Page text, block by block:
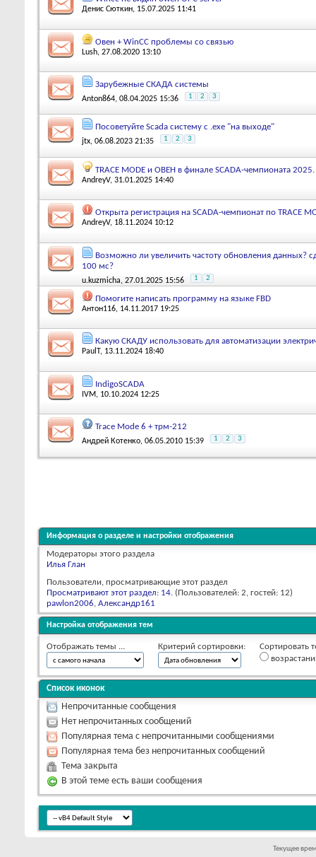
Денис Сюткин, 15.07.2025 11:41
Овен + WinCC проблемы со связью
Lush, 27.08.2020 13:10
Зарубежные СКАДА системы
Anton864, 08.04.2025 15:36 1 2 3
Посоветуйте Scada систему с .exe "на выходе"
jtx, 06.08.2023 21:35 1 2 3
TRACE MODE и ОВЕН в финале SCADA-чемпионата
AndreyV, 31.01.2025 14:40
Открыта регистрация на SCADA-чемпионат по TRACE
AndreyV, 18.11.2024 10:12
Возможно ли увеличить частоту обновления данных?
100 мс?
u.kuzmicha, 27.01.2025 15:56 1 2
Помогите написать программу на языке FBD
Антон116, 14.11.2017 19:25
Какую СКАДУ использовать для автоматизации
PaulT , 13.11.2024 18:40
IndigoSCADA
IVM, 10.10.2024 12:25
Trace Mode 6 + трм-212
Андрей Котенко, 06.05.2010 15:39 1 2 3
Информация о разделе и настройки отображения
Модераторы этого раздела
Илья Глан
Пользователи, просматривающие этот раздел
Просматривают этот раздел: 14. (Пользователей: 2, гостей: 12)
pawlon2006, Александр161
Настройка отображения тем
Отображать темы ... Критерий сортировки:
Сортировать
Список иконок
Непрочитанные сообщения
Нет непрочитанных сообщений
Популярная тема с непрочитанными сообщениями
Популярная тема без непрочитанных сообщений
Тема закрыта
В этой теме есть ваши сообщения
Текущее